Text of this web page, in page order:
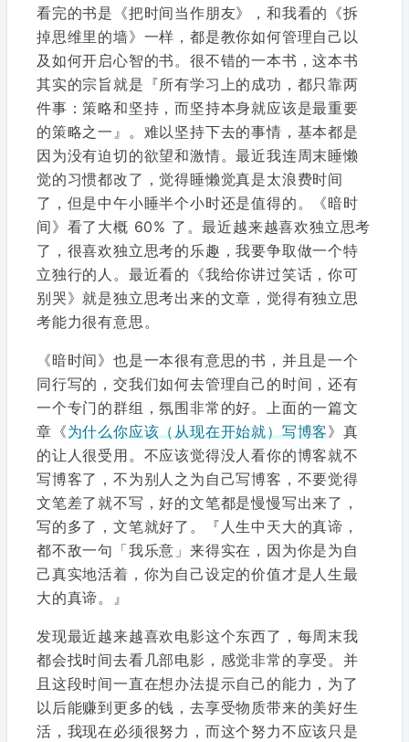
看完的书是《把时间当作朋友》，和我看的《拆
掉思维里的墙》一样，都是教你如何管理自己以
及如何开启心智的书。很不错的一本书，这本书
其实的宗旨就是『所有学习上的成功，都只靠两
件事：策略和坚持，而坚持本身就应该是最重要
的策略之一』。难以坚持下去的事情，基本都是
因为没有迫切的欲望和激情。最近我连周末睡懒
觉的习惯都改了，觉得睡懒觉真是太浪费时间
了，但是中午小睡半个小时还是值得的。《暗时
间》看了大概 60% 了。最近越来越喜欢独立思考
了，很喜欢独立思考的乐趣，我要争取做一个特
立独行的人。最近看的《我给你讲过笑话，你可
别哭》就是独立思考出来的文章，觉得有独立思
考能力很有意思。
《暗时间》也是一本很有意思的书，并且是一个
同行写的，交我们如何去管理自己的时间，还有
一个专门的群组，氛围非常的好。上面的一篇文
章《为什么你应该（从现在开始就）写博客》真
的让人很受用。不应该觉得没人看你的博客就不
写博客了，不为别人之为自己写博客，不要觉得
文笔差了就不写，好的文笔都是慢慢写出来了，
写的多了，文笔就好了。『人生中天大的真谛，
都不敌一句「我乐意」来得实在，因为你是为自
己真实地活着，你为自己设定的价值才是人生最
大的真谛。』
发现最近越来越喜欢电影这个东西了，每周末我
都会找时间去看几部电影，感觉非常的享受。并
且这段时间一直在想办法提示自己的能力，为了
以后能赚到更多的钱，去享受物质带来的美好生
活，我现在必须很努力，而这个努力不应该只是